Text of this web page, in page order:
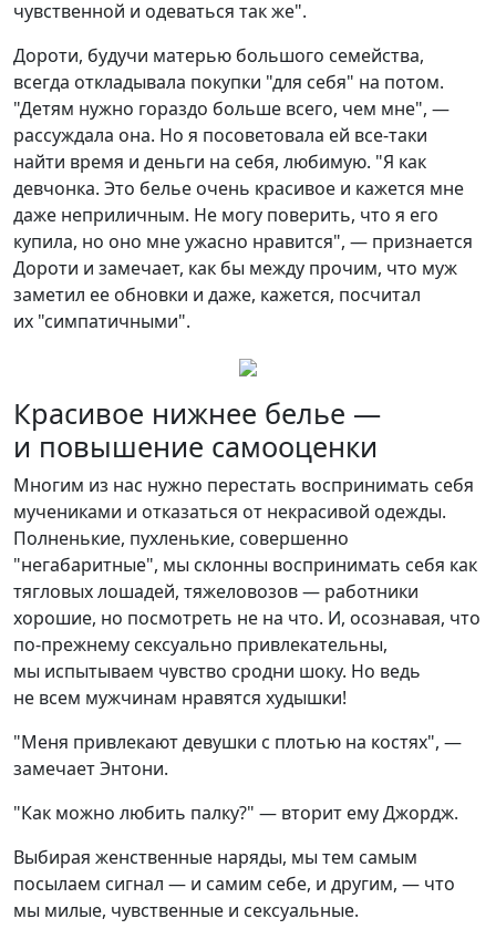
чувственной и одеваться так же".
Дороти, будучи матерью большого семейства,
всегда откладывала покупки "для себя" на потом.
"Детям нужно гораздо больше всего, чем мне", —
рассуждала она. Но я посоветовала ей все-таки
найти время и деньги на себя, любимую. "Я как
девчонка. Это белье очень красивое и кажется мне
даже неприличным. Не могу поверить, что я его
купила, но оно мне ужасно нравится", — признается
Дороти и замечает, как бы между прочим, что муж
заметил ее обновки и даже, кажется, посчитал
их "симпатичными".
Красивое нижнее белье —
и повышение самооценки
Многим из нас нужно перестать воспринимать себя
мучениками и отказаться от некрасивой одежды.
Полненькие, пухленькие, совершенно
"негабаритные", мы склонны воспринимать себя как
тягловых лошадей, тяжеловозов — работники
хорошие, но посмотреть не на что. И, осознавая, что
по-прежнему сексуально привлекательны,
мы испытываем чувство сродни шоку. Но ведь
не всем мужчинам нравятся худышки!
"Меня привлекают девушки с плотью на костях", —
замечает Энтони.
"Как можно любить палку?" — вторит ему Джордж.
Выбирая женственные наряды, мы тем самым
посылаем сигнал — и самим себе, и другим, — что
мы милые, чувственные и сексуальные.